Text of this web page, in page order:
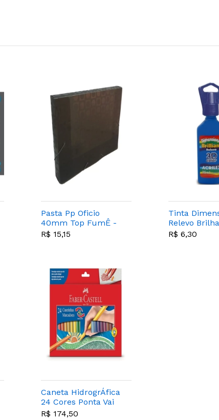
Pasta Pp Oficio
40mm Top FumÊ -
Dac - 304fm
R$ 15,15
Tinta
Relevo
35ml Azul
R$ 6,30
Caneta HidrogrÁfica
24 Cores Ponta Vai
E Vem - Pacote
R$ 174,50